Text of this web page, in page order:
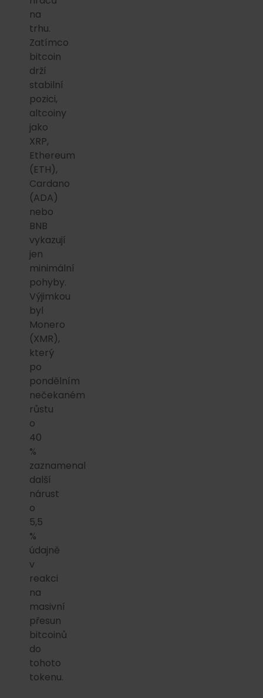
na
trhu.
Zatímco
bitcoin
drží
stabilní
pozici,
altcoiny
jako
XRP,
Ethereum
(ETH),
Cardano
(ADA)
nebo
BNB
vykazují
jen
minimální
pohyby.
Výjimkou
byl
Monero
(XMR),
který
po
pondělním
nečekaném
růstu
o
40
%
zaznamenal
další
nárust
o
5,5
%
údajně
v
reakci
na
masivní
přesun
bitcoinů
do
tohoto
tokenu.